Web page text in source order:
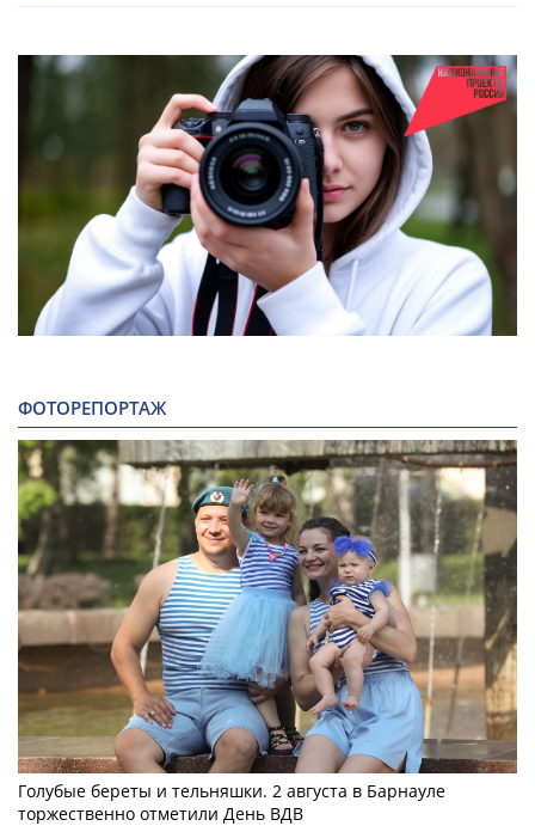
ФОТОРЕПОРТАЖ
Голубые береты и тельняшки. 2 августа в Барнауле
торжественно отметили День ВДВ